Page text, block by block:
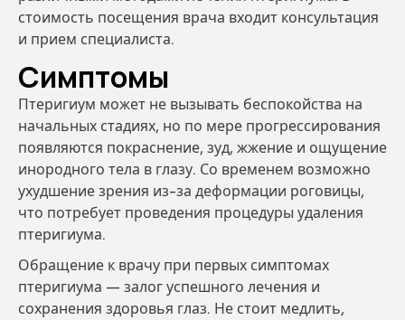
стоимость посещения врача входит консультация
и прием специалиста.
Симптомы
Птеригиум может не вызывать беспокойства на
начальных стадиях, но по мере прогрессирования
появляются покраснение, зуд, жжение и ощущение
инородного тела в глазу. Со временем возможно
ухудшение зрения из-за деформации роговицы,
что потребует проведения процедуры удаления
птеригиума.
Обращение к врачу при первых симптомах
птеригиума — залог успешного лечения и
сохранения здоровья глаз. Не стоит медлить,